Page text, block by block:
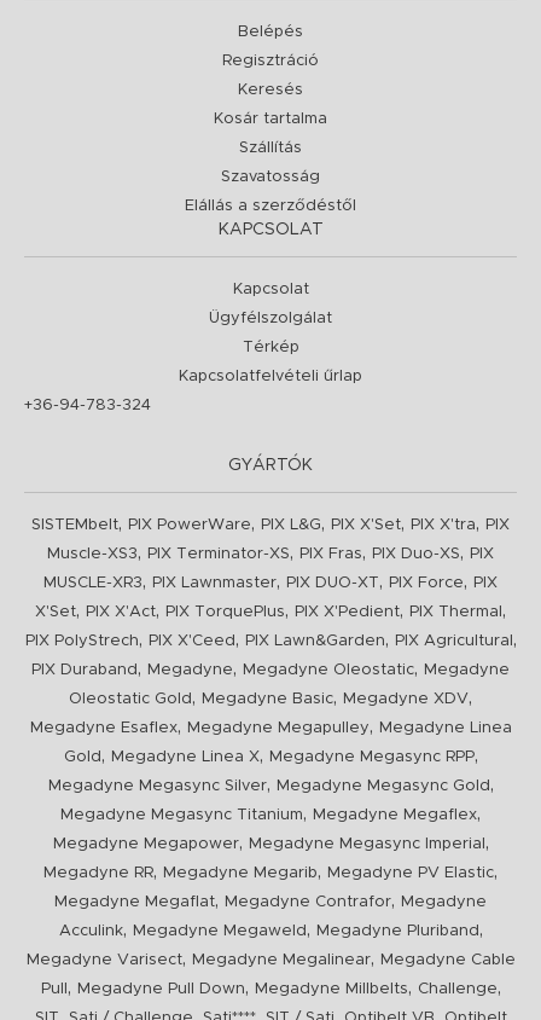
Belépés
Regisztráció
Keresés
Kosár tartalma
Szállítás
Szavatosság
Elállás a szerződéstől
KAPCSOLAT
Kapcsolat
Ügyfélszolgálat
Térkép
Kapcsolatfelvételi űrlap
+36-94-783-324
GYÁRTÓK
SISTEMbelt, PIX PowerWare, PIX L&G, PIX X'Set, PIX X'tra,
PIX
Muscle-XS3, PIX Terminator-XS, PIX Fras, PIX Duo-XS,
PIX
MUSCLE-XR3, PIX Lawnmaster, PIX DUO-XT, PIX Force,
PIX
X'Set, PIX X'Act, PIX TorquePlus, PIX X'Pedient, PIX Thermal ,
PIX PolyStrech, PIX X'Ceed , PIX Lawn&Garden, PIX Agricultural ,
PIX Duraband , Megadyne, Megadyne Oleostatic,
Megadyne
Oleostatic Gold , Megadyne Basic, Megadyne XDV,
Megadyne Esaflex, Megadyne Megapulley,
Megadyne Linea
Gold , Megadyne Linea X, Megadyne Megasync RPP,
Megadyne Megasync Silver, Megadyne Megasync Gold ,
Megadyne Megasync Titanium, Megadyne Megaflex,
Megadyne Megapower, Megadyne Megasync Imperial ,
Megadyne RR, Megadyne Megarib, Megadyne PV Elastic,
Megadyne Megaflat, Megadyne Contrafor,
Megadyne
Acculink, Megadyne Megaweld , Megadyne Pluriband ,
Megadyne Varisect, Megadyne Megalinear,
Megadyne Cable
Pull
, Megadyne Pull Down, Megadyne Millbelts, Challenge,
,